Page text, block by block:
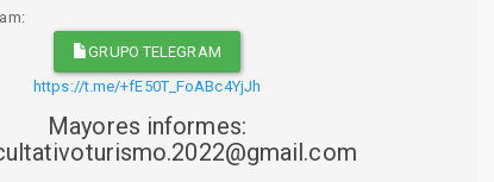
GRUPO TELEGRAM
https://t.me/+fE50T_FoABc4YjJh
Mayores informes: